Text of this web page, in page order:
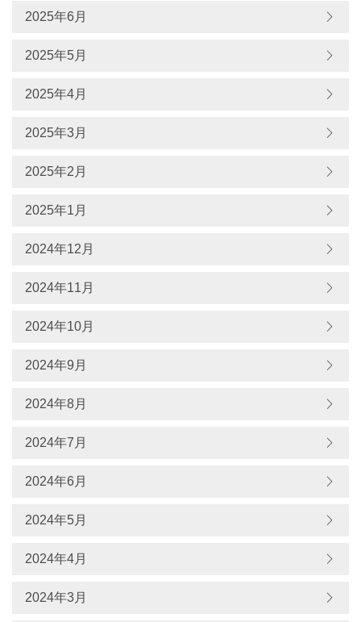
2025年6月
2025年5月
2025年4月
2025年3月
2025年2月
2025年1月
2024年12月
2024年11月
2024年10月
2024年9月
2024年8月
2024年7月
2024年6月
2024年5月
2024年4月
2024年3月